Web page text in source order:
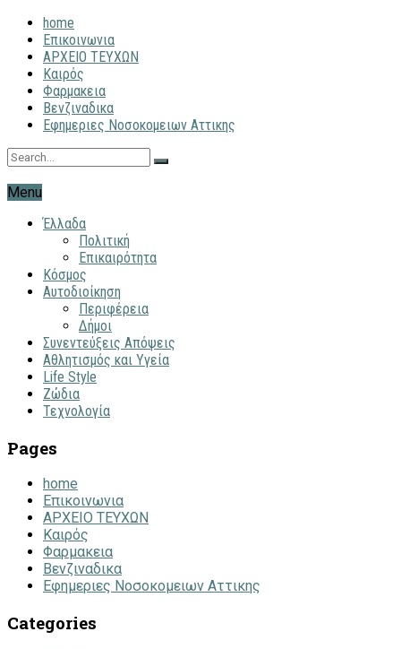
home
Επικοινωνια
ΑΡΧΕΙΟ ΤΕΥΧΩΝ
Καιρός
Φαρμακεια
Βενζιναδικα
Εφημεριες Νοσοκομειων Αττικης
Menu
Έλλαδα
Πολιτική
Επικαιρότητα
Κόσμος
Αυτοδιοίκηση
Περιφέρεια
Δήμοι
Συνεντεύξεις Απόψεις
Αθλητισμός και Υγεία
Life Style
Ζώδια
Τεχνολογία
Pages
home
Επικοινωνια
ΑΡΧΕΙΟ ΤΕΥΧΩΝ
Καιρός
Φαρμακεια
Βενζιναδικα
Εφημεριες Νοσοκομειων Αττικης
Categories